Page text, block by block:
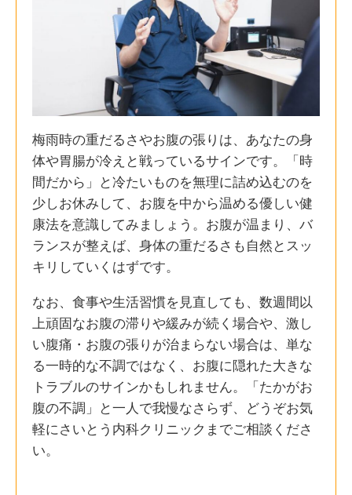
梅雨時の重だるさやお腹の張りは、あなたの身
体や胃腸が冷えと戦っているサインです。「時
間だから」と冷たいものを無理に詰め込むのを
少しお休みして、お腹を中から温める優しい健
康法を意識してみましょう。お腹が温まり、バ
ランスが整えば、身体の重だるさも自然とスッ
キリしていくはずです。
なお、食事や生活習慣を見直しても、数週間以
上頑固なお腹の滞りや緩みが続く場合や、激し
い腹痛・お腹の張りが治まらない場合は、単な
る一時的な不調ではなく、お腹に隠れた大きな
トラブルのサインかもしれません。「たかがお
腹の不調」と一人で我慢なさらず、どうぞお気
軽にさいとう内科クリニックまでご相談くださ
い。